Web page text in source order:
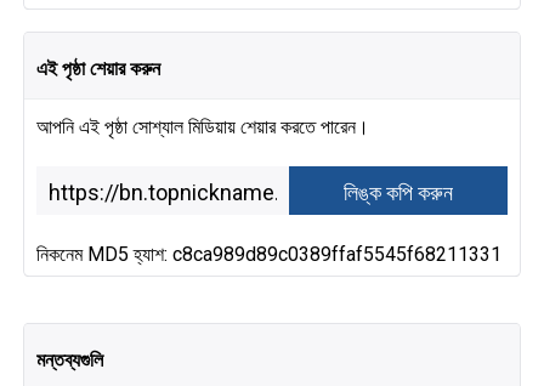
এই পৃষ্ঠা শেয়ার করুন
আপনি এই পৃষ্ঠা সোশ্যাল মিডিয়ায় শেয়ার করতে পারেন।
নিকনেম MD5 হ্যাশ: c8ca989d89c0389ffaf5545f68211331
মন্তব্যগুলি